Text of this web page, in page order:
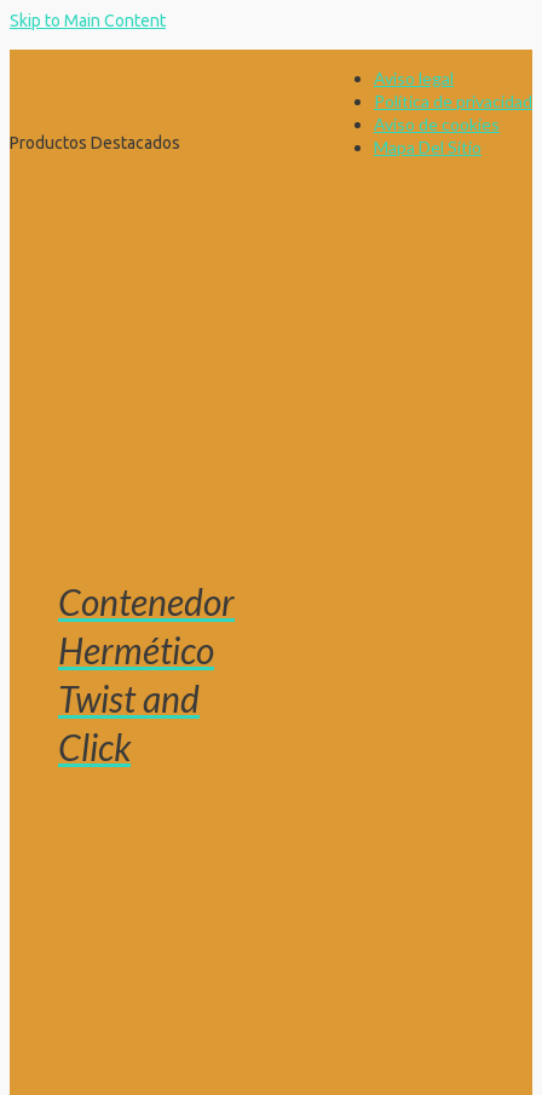
Skip to Main Content
Aviso legal
Política de privacidad
Aviso de cookies
Mapa Del Sitio
Productos Destacados
Contenedor
Hermético
Twist and
Click